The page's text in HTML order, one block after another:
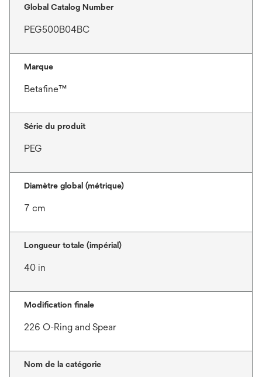
Global Catalog Number
PEG500B04BC
Marque
Betafine™
Série du produit
PEG
Diamètre global (métrique)
7 cm
Longueur totale (impérial)
40 in
Modification finale
226 O-Ring and Spear
Nom de la catégorie